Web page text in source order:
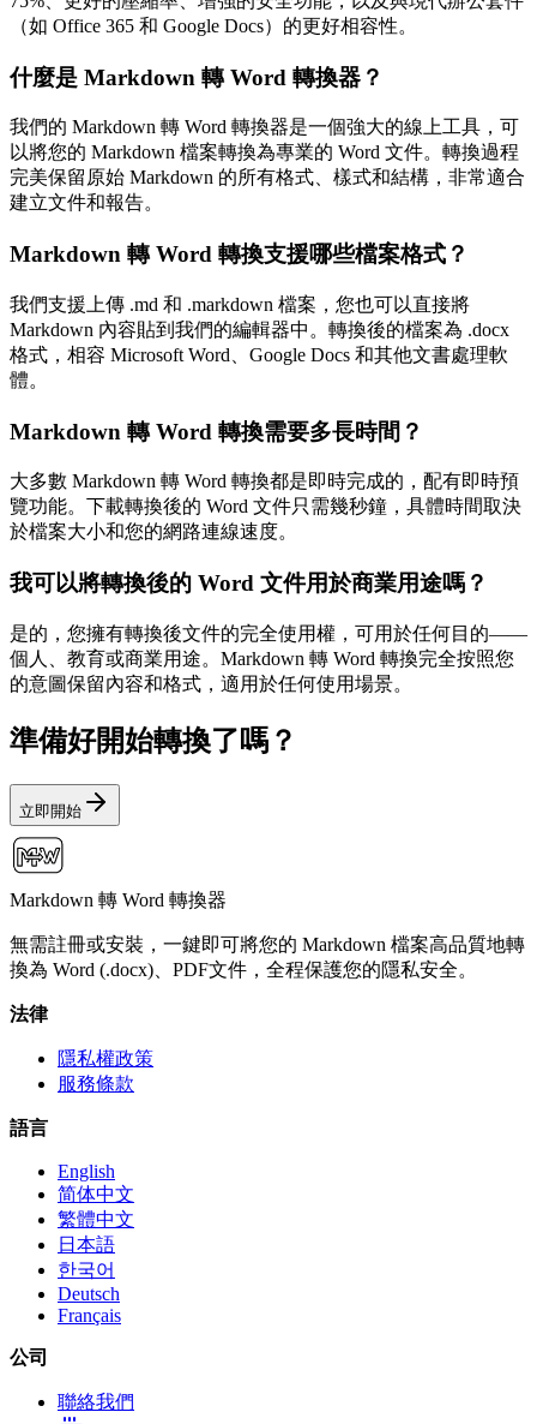
（如 Office 365 和 Google Docs）的更好相容性。
什麼是 Markdown 轉 Word 轉換器？
我們的 Markdown 轉 Word 轉換器是一個強大的線上工具，可
以將您的 Markdown 檔案轉換為專業的 Word 文件。轉換過程
完美保留原始 Markdown 的所有格式、樣式和結構，非常適合
建立文件和報告。
Markdown 轉 Word 轉換支援哪些檔案格式？
我們支援上傳 .md 和 .markdown 檔案，您也可以直接將
Markdown 內容貼到我們的編輯器中。轉換後的檔案為 .docx
格式，相容 Microsoft Word、Google Docs 和其他文書處理軟
體。
Markdown 轉 Word 轉換需要多長時間？
大多數 Markdown 轉 Word 轉換都是即時完成的，配有即時預
覽功能。下載轉換後的 Word 文件只需幾秒鐘，具體時間取決
於檔案大小和您的網路連線速度。
我可以將轉換後的 Word 文件用於商業用途嗎？
是的，您擁有轉換後文件的完全使用權，可用於任何目的——
個人、教育或商業用途。Markdown 轉 Word 轉換完全按照您
的意圖保留內容和格式，適用於任何使用場景。
準備好開始轉換了嗎？
立即開始
Markdown 轉 Word 轉換器
無需註冊或安裝，一鍵即可將您的 Markdown 檔案高品質地轉
換為 Word (.docx)、PDF文件，全程保護您的隱私安全。
法律
隱私權政策
服務條款
語言
English
简体中文
繁體中文
日本語
한국어
Deutsch
Français
公司
聯絡我們